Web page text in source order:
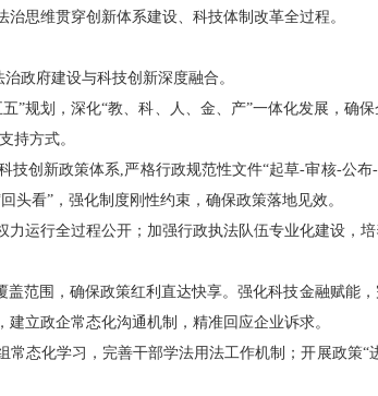
思维贯穿创新体系建设、科技体制改革全过程。
政府建设与科技创新深度融合。
划，深化“教、科、人、金、产”一体化发展，确
持方式。
新政策体系,严格行政规范性文件“起草-审核-公布
头看”，强化制度刚性约束，确保政策落地见效。
行全过程公开；加强行政执法队伍专业化建设，培
围，确保政策红利直达快享。强化科技金融赋能
立政企常态化沟通机制，精准回应企业诉求。
化学习，完善干部学法用法工作机制；开展政策“